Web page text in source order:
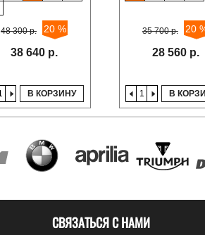
48 300 р. 20 %
38 640 р.
В КОРЗИНУ
35 700 р. 20
28 560 р.
В
СВЯЗАТЬСЯ С НАМИ